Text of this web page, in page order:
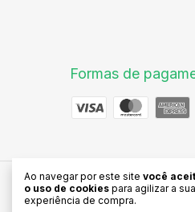
Ao navegar por este site você
o uso de cookies para agilizar a sua
experiência de compra.
Formas de
FID COMEX
©2026. FID Comex -